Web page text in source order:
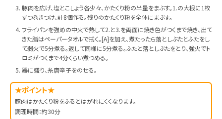
豚肉を広げ、塩とこしょう各少々、かたくり粉の半量をまぶす。1.の大根に1枚
ずつ巻きつけ、計8個作る。残りのかたくり粉を全体にまぶす。
フライパンを強めの中火で熱して2.と3.を両面に焼き色がつくまで焼き、出て
きた脂はペーパータオルで拭く。[A]を加え、煮たったら落としぶたとふたをし
て弱火で5分煮る。返して同様に5分煮る。ふたと落としぶたをとり、強火でト
ロミがつくまで4分くらい煮つめる。
器に盛り、糸唐辛子をのせる。
★ポイント★
豚肉はかたくり粉をふるとはがれにくくなります。
調理時間：約30分